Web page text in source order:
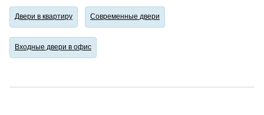
Двери в квартиру Современные двери
Входные двери в офис